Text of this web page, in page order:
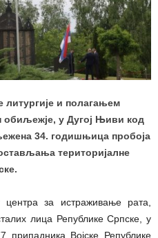
литургије и полагањем
обиљежје, у Дугој Њиви код
34. годишњица пробоја
територијалне
за истраживање рата,
лица Републике Српске, у
припадника Војске Републике